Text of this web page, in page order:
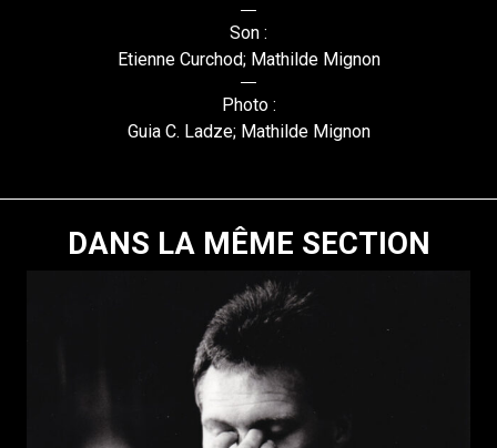
Son :
Etienne Curchod; Mathilde Mignon
Photo :
Guia C. Ladze; Mathilde Mignon
DANS LA MÊME SECTION